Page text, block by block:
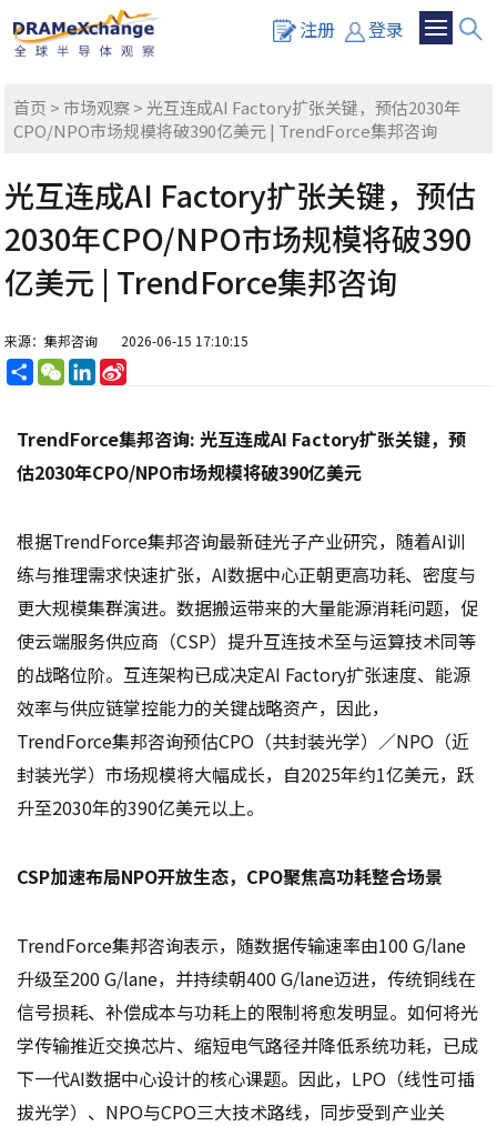
注册 登录
首页 >市场观察> 光互连成AI Factory扩张关键，预估2030年
CPO/NPO市场规模将破390亿美元 | TrendForce集邦咨询
光互连成AI Factory扩张关键，预估
2030年CPO/NPO市场规模将破390
亿美元 | TrendForce集邦咨询
来源：集邦咨询 2026-06-15 17:10:15
分
享
WeChatLinkedIn
TrendForce集邦咨询: 光互连成AI Factory扩张关键，预
估2030年CPO/NPO市场规模将破390亿美元
根据TrendForce集邦咨询最新硅光子产业研究，随着AI训
练与推理需求快速扩张，AI数据中心正朝更高功耗、密度与
更大规模集群演进。数据搬运带来的大量能源消耗问题，促
使云端服务供应商（CSP）提升互连技术至与运算技术同等
的战略位阶。互连架构已成决定AI Factory扩张速度、能源
效率与供应链掌控能力的关键战略资产，因此，
TrendForce集邦咨询预估CPO（共封装光学）／NPO（近
封装光学）市场规模将大幅成长，自2025年约1亿美元，跃
升至2030年的390亿美元以上。
CSP加速布局NPO开放生态，CPO聚焦高功耗整合场景
TrendForce集邦咨询表示，随数据传输速率由100 G/lane
升级至200 G/lane，并持续朝400 G/lane迈进，传统铜线在
信号损耗、补偿成本与功耗上的限制将愈发明显。如何将光
学传输推近交换芯片、缩短电气路径并降低系统功耗，已成
下一代AI数据中心设计的核心课题。因此，LPO（线性可插
拔光学）、NPO与CPO三大技术路线，同步受到产业关